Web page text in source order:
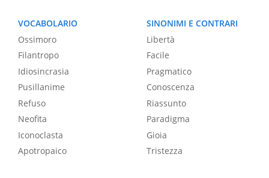
VOCABOLARIO
Ossimoro
Filantropo
Idiosincrasia
Pusillanime
Refuso
Neofita
Iconoclasta
Apotropaico
SINONIMI E CONTRARI
Libertà
Facile
Pragmatico
Conoscenza
Riassunto
Paradigma
Gioia
Tristezza